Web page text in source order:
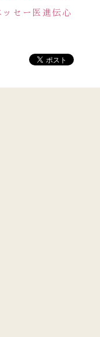
ッセー医進伝心